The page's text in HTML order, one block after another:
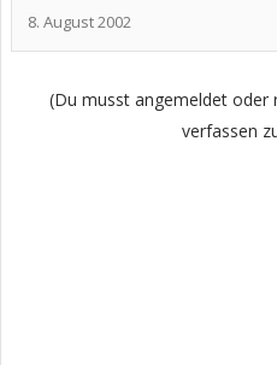
8. August 2002
(Du musst angemeldet oder
verfassen